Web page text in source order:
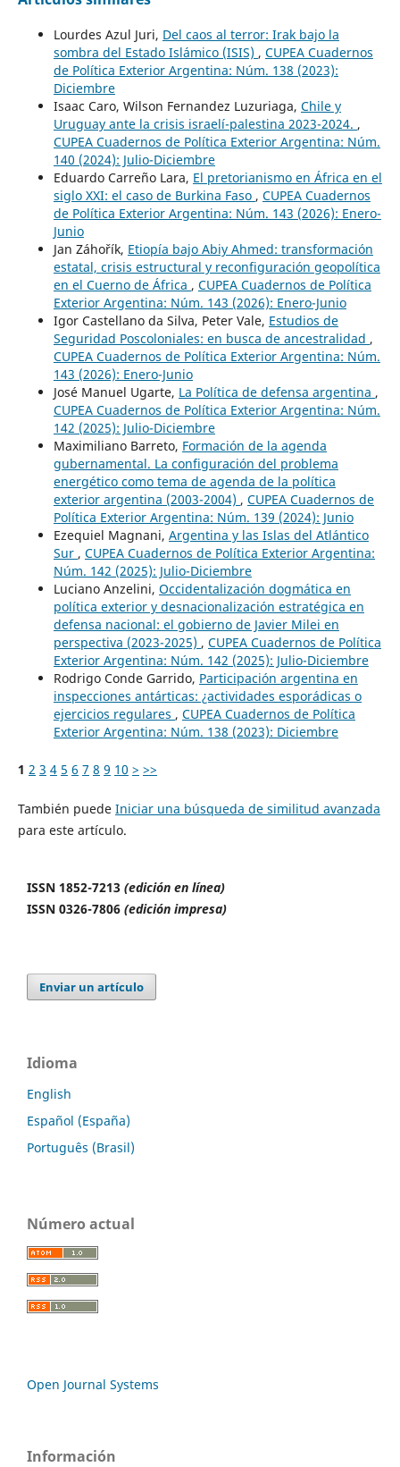
Lourdes Azul Juri, Del caos al terror: Irak bajo la
sombra del Estado Islámico (ISIS) , CUPEA Cuadernos
de Política Exterior Argentina: Núm. 138 (2023):
Diciembre
Isaac Caro, Wilson Fernandez Luzuriaga, Chile y
Uruguay ante la crisis israelí-palestina 2023-2024. ,
CUPEA Cuadernos de Política Exterior Argentina: Núm.
140 (2024): Julio-Diciembre
Eduardo Carreño Lara, El pretorianismo en África en el
siglo XXI: el caso de Burkina Faso , CUPEA Cuadernos
de Política Exterior Argentina: Núm. 143 (2026): Enero-
Junio
Jan Záhořík, Etiopía bajo Abiy Ahmed: transformación
estatal, crisis estructural y reconfiguración geopolítica
en el Cuerno de África , CUPEA Cuadernos de Política
Exterior Argentina: Núm. 143 (2026): Enero-Junio
Igor Castellano da Silva, Peter Vale, Estudios de
Seguridad Poscoloniales: en busca de ancestralidad ,
CUPEA Cuadernos de Política Exterior Argentina: Núm.
143 (2026): Enero-Junio
José Manuel Ugarte, La Política de defensa argentina ,
CUPEA Cuadernos de Política Exterior Argentina: Núm.
142 (2025): Julio-Diciembre
Maximiliano Barreto, Formación de la agenda
gubernamental. La configuración del problema
energético como tema de agenda de la política
exterior argentina (2003-2004) , CUPEA Cuadernos de
Política Exterior Argentina: Núm. 139 (2024): Junio
Ezequiel Magnani, Argentina y las Islas del Atlántico
Sur , CUPEA Cuadernos de Política Exterior Argentina:
Núm. 142 (2025): Julio-Diciembre
Luciano Anzelini, Occidentalización dogmática en
política exterior y desnacionalización estratégica en
defensa nacional: el gobierno de Javier Milei en
perspectiva (2023-2025) , CUPEA Cuadernos de Política
Exterior Argentina: Núm. 142 (2025): Julio-Diciembre
Rodrigo Conde Garrido, Participación argentina en
inspecciones antárticas: ¿actividades esporádicas o
ejercicios regulares , CUPEA Cuadernos de Política
Exterior Argentina: Núm. 138 (2023): Diciembre
1 2 3 4 5 6 7 8 9 10 > >>
También puede Iniciar una búsqueda de similitud avanzada
para este artículo.
ISSN 1852-7213 (edición en línea)
ISSN 0326-7806 (edición impresa)
Enviar un artículo
Idioma
English
Español (España)
Português (Brasil)
Número actual
Open Journal Systems
Información